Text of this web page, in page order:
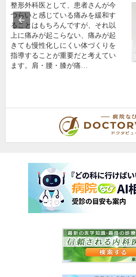
整形外科医として、患者さんが今
つらいと感じている痛みを緩和す
ることはもちろんですが、それ以
上に痛みが起こらない、痛みが起
きても慢性化しにくい体づくりを
指導することが重要だと考えてい
ます。肩・腰・膝が痛…